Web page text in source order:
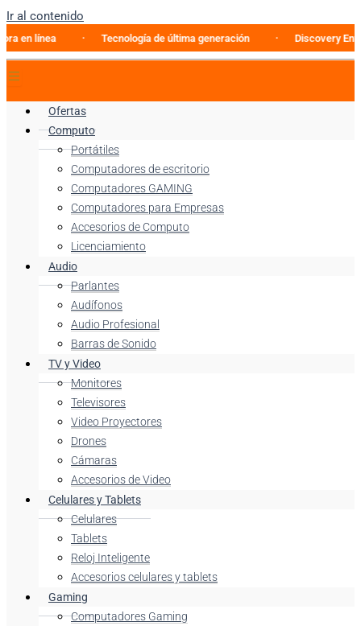
Ir al contenido
Tecnología de última generación Discovery
Ofertas
Computo
Portátiles
Computadores de escritorio
Computadores GAMING
Computadores para Empresas
Accesorios de Computo
Licenciamiento
Audio
Parlantes
Audífonos
Audio Profesional
Barras de Sonido
TV y Video
Monitores
Televisores
Video Proyectores
Drones
Cámaras
Accesorios de Video
Celulares y Tablets
Celulares
Tablets
Reloj Inteligente
Accesorios celulares y tablets
Gaming
Computadores Gaming